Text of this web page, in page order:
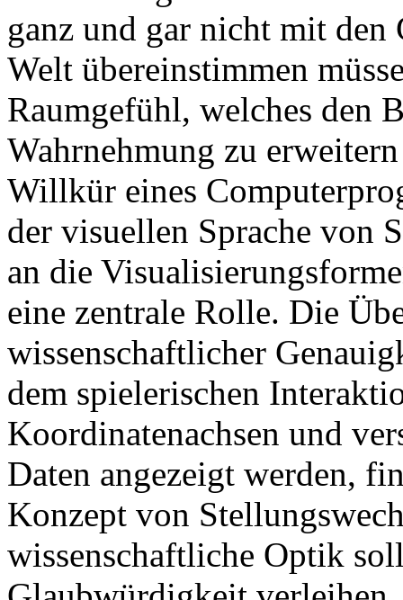
ganz und gar nicht mit den
Welt übereinstimmen
Raumgefühl, welches den
Wahrnehmung zu
Willkür eines
der visuellen Sprache von
an die
eine zentrale Rolle. Die
wissenschaftlicher
dem spielerischen
Koordinatenachsen und
Daten angezeigt werden,
Konzept von
wissenschaftliche Optik